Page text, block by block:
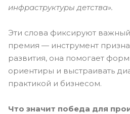
инфраструктуры детства».
Эти слова фиксируют важный
премия — инструмент
развития, она помогает
ориентиры и выстраивать
практикой и бизнесом.
Что значит победа для